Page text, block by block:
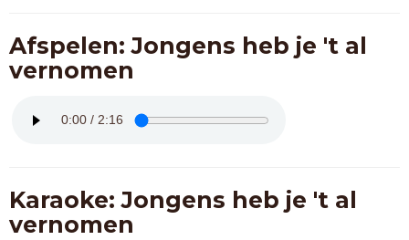
Afspelen: Jongens heb je 't al
vernomen
Karaoke: Jongens heb je 't al
vernomen